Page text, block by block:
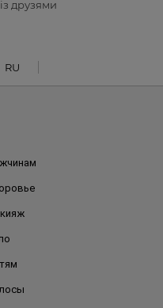
друзями
RU